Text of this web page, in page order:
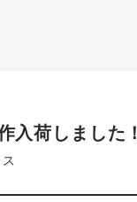
入荷しました！